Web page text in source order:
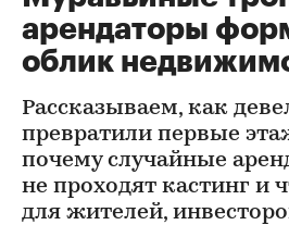
арендаторы
облик
Рассказываем, как
превратили первые
почему случайные
не проходят кастинг и
для жителей,